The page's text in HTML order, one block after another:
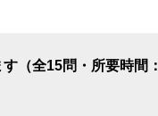
（全15問・所要時間